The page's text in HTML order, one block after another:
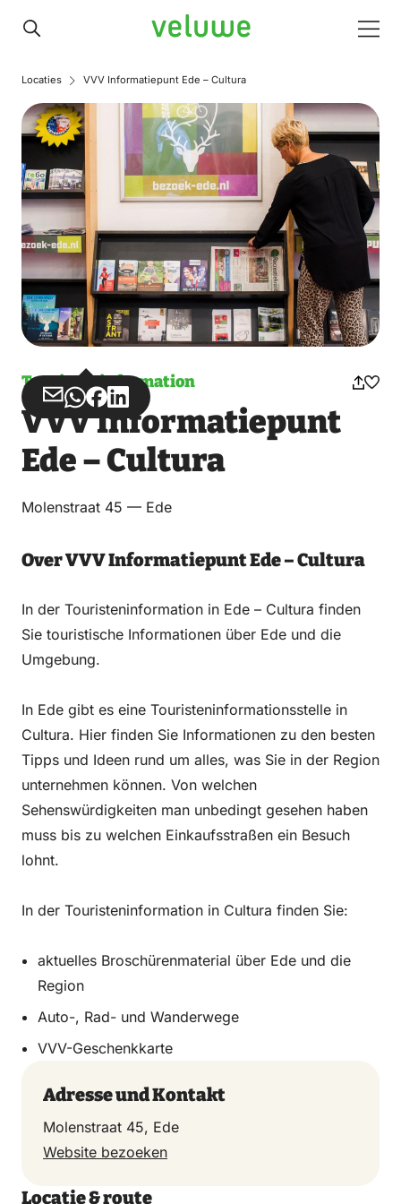
Veluwe
Locaties VVV Informatiepunt Ede – Cultura
Touristeninformation
Teilen
über
Email
Teilen
über
WhatsApp
Teilen
auf
Facebook
Teilen
auf
LinkedIn
VVV Informatiepunt
Ede – Cultura
Molenstraat 45 — Ede
Over VVV Informatiepunt Ede – Cultura
In der Touristeninformation in Ede – Cultura finden
Sie touristische Informationen über Ede und die
Umgebung.
In Ede gibt es eine Touristeninformationsstelle in
Cultura. Hier finden Sie Informationen zu den besten
Tipps und Ideen rund um alles, was Sie in der Region
unternehmen können. Von welchen
Sehenswürdigkeiten man unbedingt gesehen haben
muss bis zu welchen Einkaufsstraßen ein Besuch
lohnt.
In der Touristeninformation in Cultura finden Sie:
aktuelles Broschürenmaterial über Ede und die
Region
Auto-, Rad- und Wanderwege
VVV-Geschenkkarte
Adresse und Kontakt
Molenstraat 45, Ede
Website bezoeken
Locatie & route